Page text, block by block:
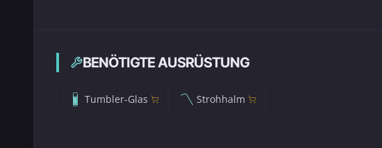
BENÖTIGTE AUSRÜSTUNG
Tumbler-Glas Strohhalm